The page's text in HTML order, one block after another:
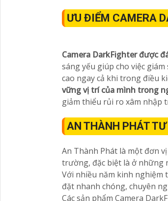
ƯU ĐIỂM CAMERA
Camera DarkFighter được
sáng yếu giúp cho việc
cao ngay cả khi trong điều
vững vị trí của mình trong
giảm thiểu rủi ro xâm nhập
AN THÀNH PHÁT
An Thành Phát là một đơn
trường, đặc biệt là ở những
Với nhiều năm kinh nghiệm
đặt nhanh chóng, chuyên
Các sản phẩm Camera